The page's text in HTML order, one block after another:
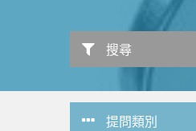
搜尋
提問類別